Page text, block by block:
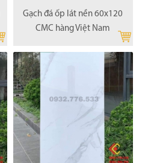
Gạch đá ốp lát nền 60x120
CMC hàng Việt Nam